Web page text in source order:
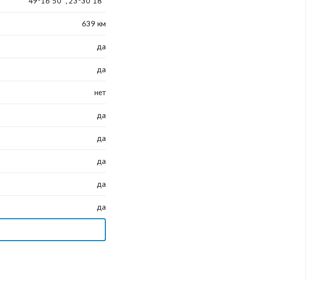
639 км
да
да
нет
да
да
да
да
да